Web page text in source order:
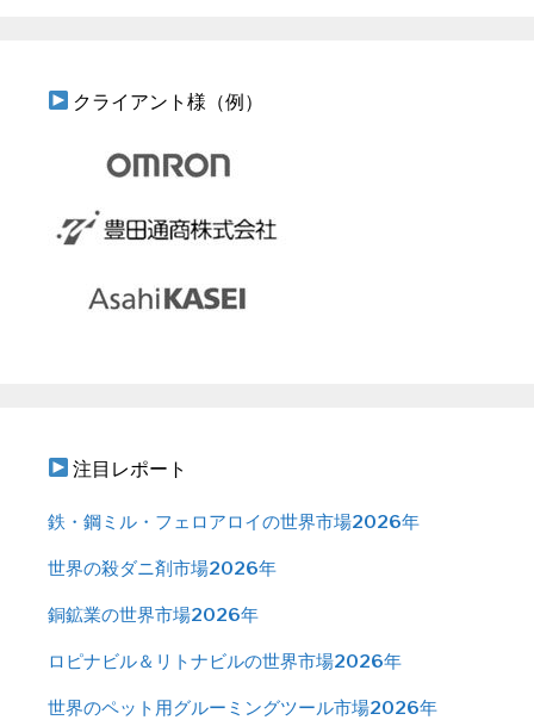
クライアント様（例）
注目レポート
鉄・鋼ミル・フェロアロイの世界市場2026年
世界の殺ダニ剤市場2026年
銅鉱業の世界市場2026年
ロピナビル＆リトナビルの世界市場2026年
世界のペット用グルーミングツール市場2026年